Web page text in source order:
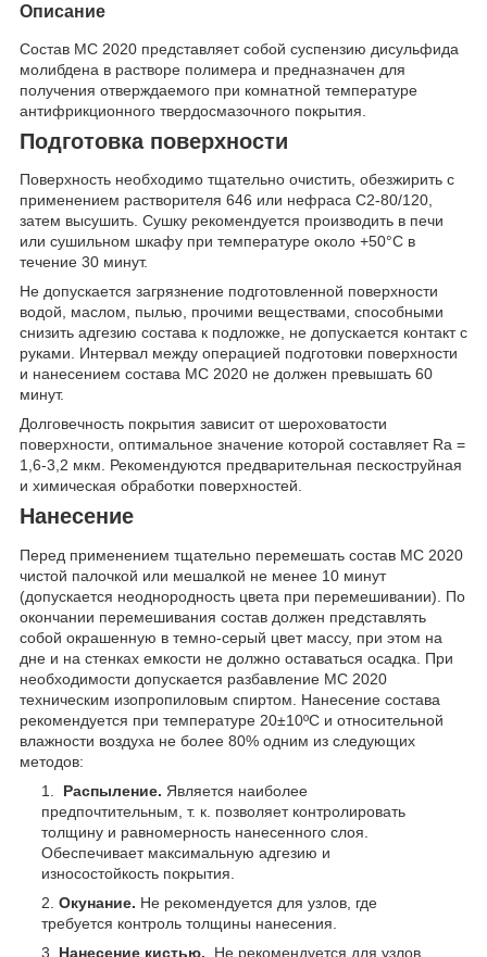
Описание
Состав МС 2020 представляет собой суспензию дисульфида
молибдена в растворе полимера и предназначен для
получения отверждаемого при комнатной температуре
антифрикционного твердосмазочного покрытия.
Подготовка поверхности
Поверхность необходимо тщательно очистить, обезжирить с
применением растворителя 646 или нефраса С2-80/120,
затем высушить. Сушку рекомендуется производить в печи
или сушильном шкафу при температуре около +50°С в
течение 30 минут.
Не допускается загрязнение подготовленной поверхности
водой, маслом, пылью, прочими веществами, способными
снизить адгезию состава к подложке, не допускается контакт с
руками. Интервал между операцией подготовки поверхности
и нанесением состава МС 2020 не должен превышать 60
минут.
Долговечность покрытия зависит от шероховатости
поверхности, оптимальное значение которой составляет Ra =
1,6-3,2 мкм. Рекомендуются предварительная пескоструйная
и химическая обработки поверхностей.
Нанесение
Перед применением тщательно перемешать состав МС 2020
чистой палочкой или мешалкой не менее 10 минут
(допускается неоднородность цвета при перемешивании). По
окончании перемешивания состав должен представлять
собой окрашенную в темно-серый цвет массу, при этом на
дне и на стенках емкости не должно оставаться осадка. При
необходимости допускается разбавление МС 2020
техническим изопропиловым спиртом. Нанесение состава
рекомендуется при температуре 20±10ºС и относительной
влажности воздуха не более 80% одним из следующих
методов:
Распыление. Является наиболее
предпочтительным, т. к. позволяет контролировать
толщину и равномерность нанесенного слоя.
Обеспечивает максимальную адгезию и
износостойкость покрытия.
Окунание. Не рекомендуется для узлов, где
требуется контроль толщины нанесения.
Нанесение кистью. Не рекомендуется для узлов,